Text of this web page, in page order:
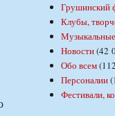
Грушинский
Клубы,
Новости(42
Обо всем
Персоналии
Фестивали,